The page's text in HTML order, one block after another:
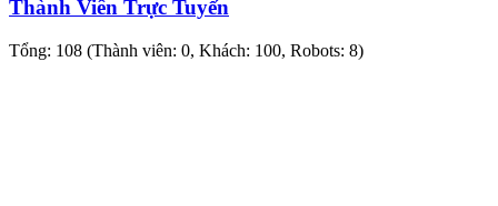
Thành Viên Trực Tuyến
Tổng: 108 (Thành viên: 0, Khách: 100, Robots: 8)